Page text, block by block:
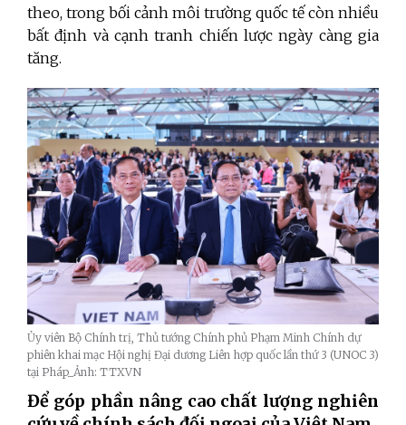
theo, trong bối cảnh môi trường quốc tế còn nhiều
bất định và cạnh tranh chiến lược ngày càng gia
tăng.
Ủy viên Bộ Chính trị, Thủ tướng Chính phủ Phạm Minh Chính dự
phiên khai mạc Hội nghị Đại dương Liên hợp quốc lần thứ 3 (UNOC 3)
tại Pháp_Ảnh: TTXVN
Để góp phần nâng cao chất lượng nghiên